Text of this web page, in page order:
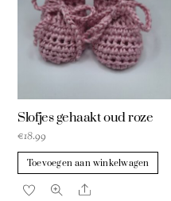
Slofjes gehaakt oud roze
€18.99
Toevoegen aan winkelwagen
Share